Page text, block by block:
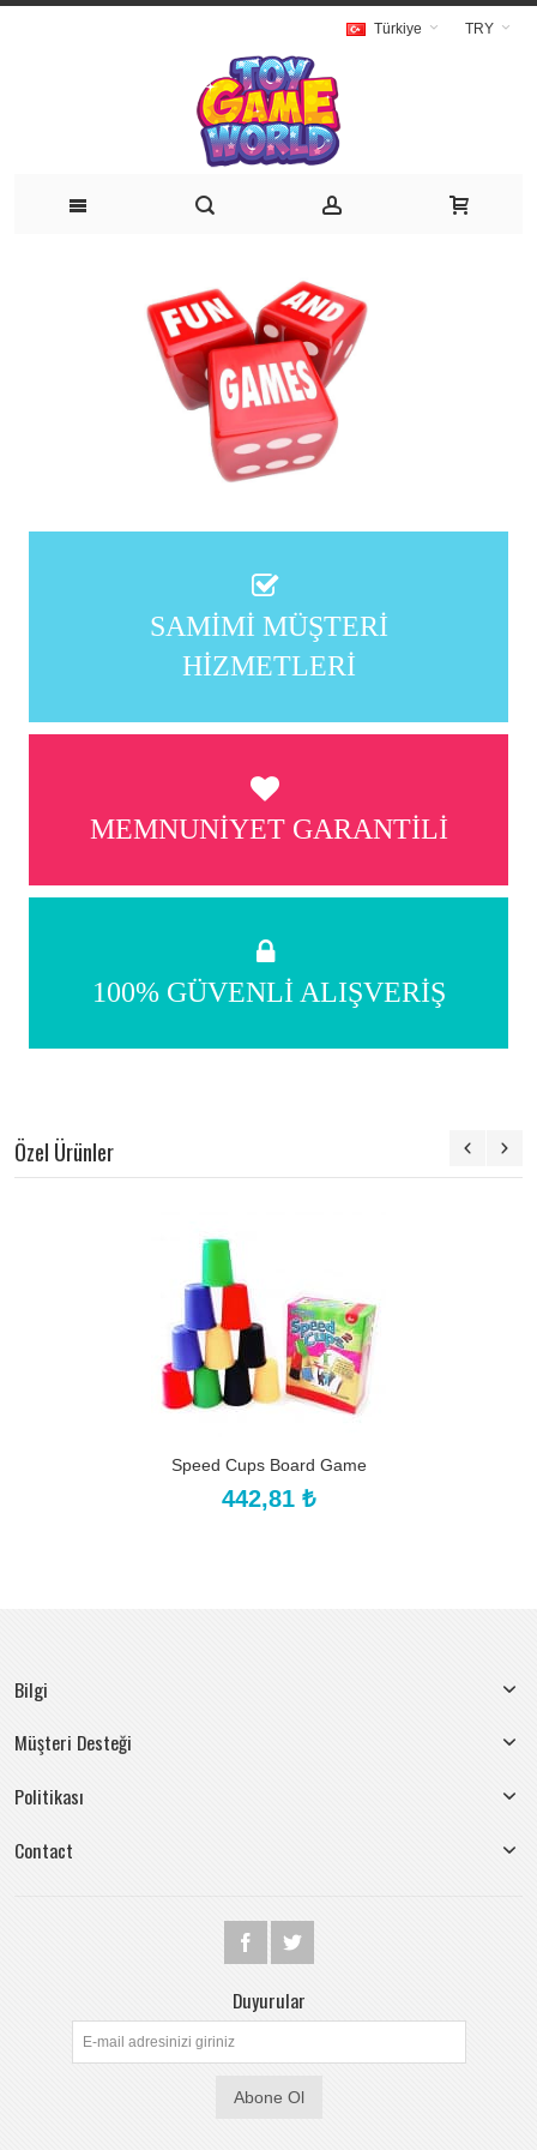
TRY
Türkiye
SAMIMI MÜŞTERI
HIZMETLERI
MEMNUNIYET GARANTILI
100% GÜVENLI ALIŞVERIŞ
Özel Ürünler
Speed Cups Board Game
442,81 ₺
Bilgi
Müşteri Desteği
Politikası
Contact
Duyurular
Abone Ol